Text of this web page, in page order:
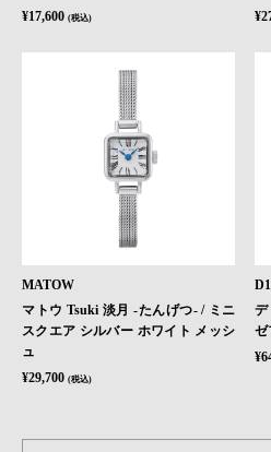
¥17,600 (税込)
MATOW
マトウ Tsuki 淡月 -たんげつ- / ミニ
スクエア シルバー ホワイト メッシ
ュ
¥29,700 (税込)
デ
ゼ